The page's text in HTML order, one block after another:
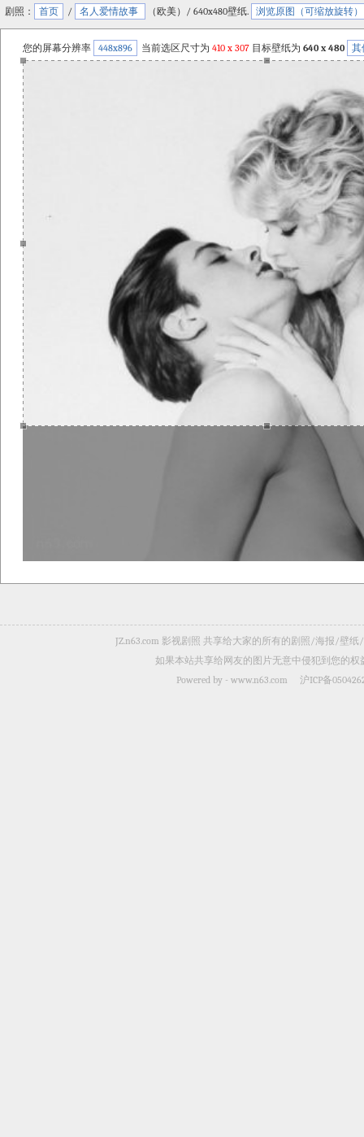
剧照： 首页 / 名人爱情故事 （欧美）/ 640x480壁纸. 浏览原图（可缩放旋转）
您的屏幕分辨率 448x896 当前选区尺寸为 410 x 307 目标壁纸为 640 x 480 其
JZ.n63.com 影视剧照 共享给大家的所有的剧照/海报/壁
如果本站共享给网友的图片无意中侵犯到您的
Powered by - www.n63.com 沪ICP备